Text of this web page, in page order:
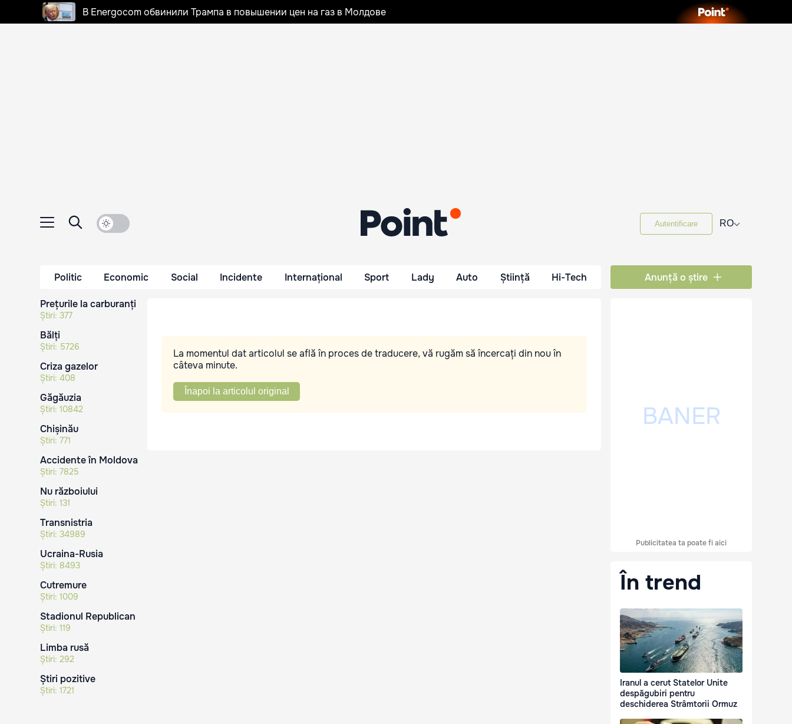
В Energocom обвинили Трампа в повышении цен на газ в Молдове
Autentificare RO⌵
Politic Economic Social Incidente Internațional Sport Lady Auto Știință Hi-Tech Anunță o știre
Prețurile la carburanți
Știri: 377
Bălți
Știri: 5726
Criza gazelor
Știri: 408
Găgăuzia
Știri: 10842
Chișinău
Știri: 771
Accidente în Moldova
Știri: 7825
Nu războiului
Știri: 131
Transnistria
Știri: 34989
Ucraina-Rusia
Știri: 8493
Cutremure
Știri: 1009
Stadionul Republican
Știri: 119
Limba rusă
Știri: 292
Știri pozitive
Știri: 1721
La momentul dat articolul se află în proces de traducere, vă rugăm să încercați din nou în
câteva minute.
Înapoi la articolul original
Publicitatea ta poate fi aici
În trend
Iranul a cerut Statelor Unite
despăgubiri pentru
deschiderea Strâmtorii Ormuz